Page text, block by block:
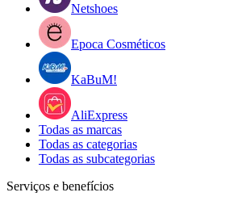
Netshoes
Epoca Cosméticos
KaBuM!
AliExpress
Todas as marcas
Todas as categorias
Todas as subcategorias
Serviços e benefícios